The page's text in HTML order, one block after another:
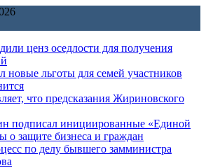
ценз оседлости для получения
новые льготы для семей участников
что предсказания Жириновского
подписал инициированные «Единой
о защите бизнеса и граждан
по делу бывшего замминистра